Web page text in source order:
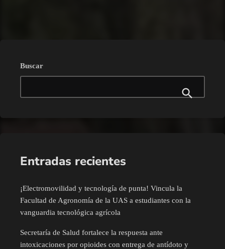
Buscar
Entradas recientes
¡Electromovilidad y tecnología de punta! Vincula la
Facultad de Agronomía de la UAS a estudiantes con la
vanguardia tecnológica agrícola
Secretaría de Salud fortalece la respuesta ante
intoxicaciones por opioides con entrega de antídoto y